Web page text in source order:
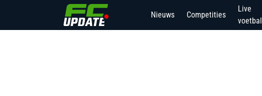
Nieuws Competities
Live
voetbal